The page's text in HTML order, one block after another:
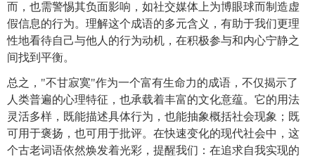
而，也需警惕其负面影响，如社交媒体上为博眼球而制造虚
假信息的行为。理解这个成语的多元含义，有助于我们更理
性地看待自己与他人的行为动机，在积极参与和内心宁静之
间找到平衡。
总之，"不甘寂寞"作为一个富有生命力的成语，不仅揭示了
人类普遍的心理特征，也承载着丰富的文化意蕴。它的用法
灵活多样，既能描述具体行为，也能抽象概括社会现象；既
可用于褒扬，也可用于批评。在快速变化的现代社会中，这
个古老词语依然焕发着光彩，提醒我们：在追求自我实现的